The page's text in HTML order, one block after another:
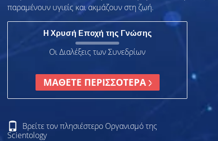
παραμένουν υγιείς και ακμάζουν στη ζωή.
Η Χρυσή Εποχή της Γνώσης
Οι Διαλέξεις των Συνεδρίων
ΜΑΘΕΤΕ ΠΕΡΙΣΣΟΤΕΡΑ
Βρείτε τον πλησιέστερο Οργανισμό της
Scientology